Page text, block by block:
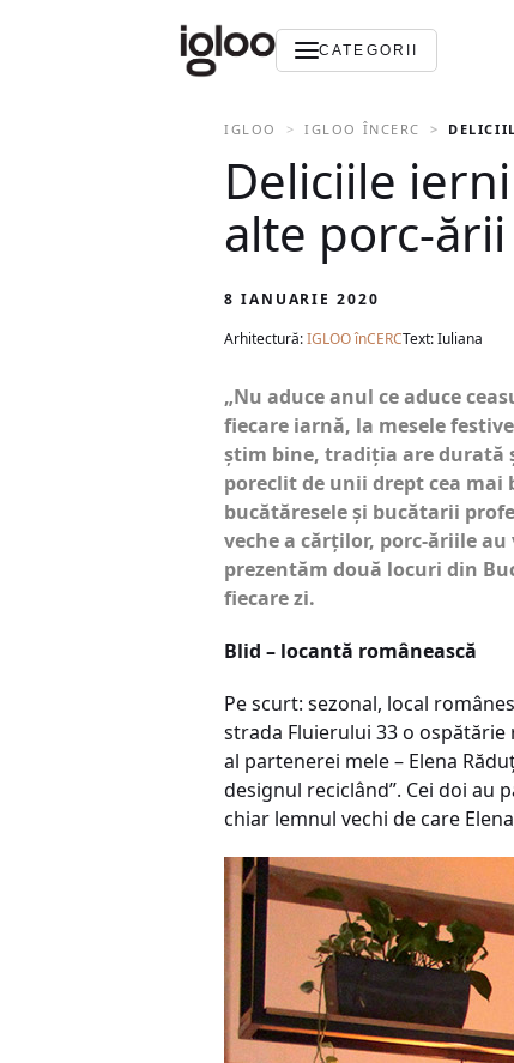
CATEGORII
IGLOO IGLOO ÎNCERC
Deliciile
alte porc-ării
8 IANUARIE 2020
Arhitectură:IGLOO înCERCText: Iuliana
„Nu aduce anul ce aduce
fiecare iarnă, la mesele
știm bine, tradiţia are durată
poreclit de unii drept cea mai
bucătăresele și bucătarii
veche a cărţilor, porc-ăriile
prezentăm două locuri din
fiecare zi.
Blid – locantă românească
Pe scurt: sezonal, local
strada Fluierului 33 o ospătărie
al partenerei mele – Elena
designul reciclând”. Cei doi au
chiar lemnul vechi de care